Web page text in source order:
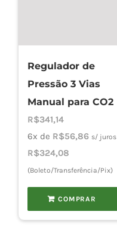
Regulador de
Pressão 3 Vias
Manual para CO2
R$341,14
6x de R$56,86 s/ juros
R$324,08
(Boleto/Transferência/Pix)
COMPRAR